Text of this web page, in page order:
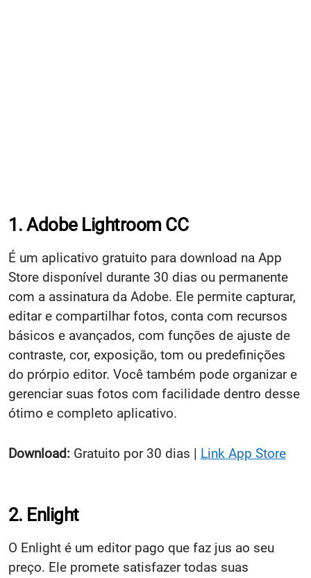
1. Adobe Lightroom CC
É um aplicativo gratuito para download na App
Store disponível durante 30 dias ou permanente
com a assinatura da Adobe. Ele permite capturar,
editar e compartilhar fotos, conta com recursos
básicos e avançados, com funções de ajuste de
contraste, cor, exposição, tom ou predefinições
do prórpio editor. Você também pode organizar e
gerenciar suas fotos com facilidade dentro desse
ótimo e completo aplicativo.
Download: Gratuito por 30 dias | Link App Store
2. Enlight
O Enlight é um editor pago que faz jus ao seu
preço. Ele promete satisfazer todas suas